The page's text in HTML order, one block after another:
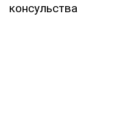
консульства